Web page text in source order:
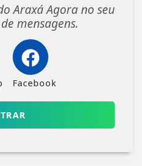
Araxá Agora no seu
mensagens.
Facebook